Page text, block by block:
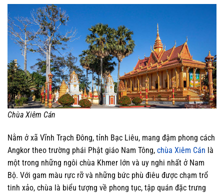
Chùa Xiêm Cán
Nằm ở xã Vĩnh Trạch Đông, tỉnh Bạc Liêu, mang đậm phong cách
Angkor theo trường phái Phật giáo Nam Tông, chùa Xiêm Cán là
một trong những ngôi chùa Khmer lớn và uy nghi nhất ở Nam
Bộ. Với gam màu rực rỡ và những bức phù điêu được chạm trổ
tinh xảo, chùa là biểu tượng về phong tục, tập quán đặc trưng